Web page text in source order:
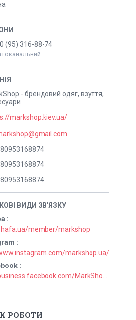
(95) 316-88-74
- брендовий одяг, взуття,
markshop.kiev.ua/
member/markshop
markshop.ua/
РОБОТИ